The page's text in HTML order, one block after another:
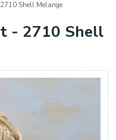
Shell Melange
- 2710 Shell